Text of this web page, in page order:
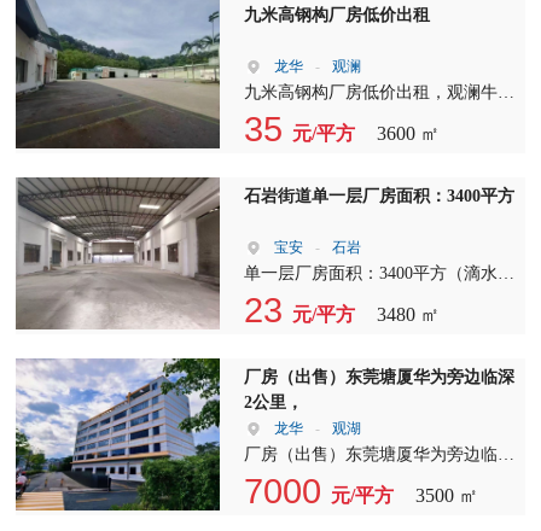
九米高钢构厂房低价出租
龙华 - 观澜
九米高钢构厂房低价出租，观澜牛湖
原房东独栋单一层砖墙钢构3600平
方，层高9米，实际面积出租，主干
超级大，适合做物流仓储、快递中转
35 元/平方 3600 ㎡
石岩街道单一层厂房面积：3400平方
宝安 - 石岩
单一层厂房面积：3400平方（滴水：
7米，主线到车间）适合五金 注塑 模
具 家具等行业 办公室：600平方（现
分配 配电：按需。 本园区工业用
地，可做污染噪音行业，大马路旁
边，拖车无忧，形象好，招工便利，
地理位置优越，临近机荷高速囗3分
钟
23 元/平方 3480 ㎡
厂房（出售）东莞塘厦华为旁边临深
2公里，
龙华 - 观湖
厂房（出售）东莞塘厦华为旁边临深
2公里， ① 面积1500-1770-3500㎡买
一层送一层 2. 工改M1一层一红本厂
7000 元/平方 3500 ㎡